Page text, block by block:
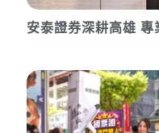
安泰證券深耕高雄 專